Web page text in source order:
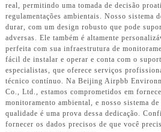
real, permitindo uma tomada de decisão
regulamentações ambientais. Nosso sistema
durar, com um design robusto que pode
adversas. Ele também é altamente
perfeita com sua infraestrutura de
fácil de instalar e operar e conta com o
especialistas, que oferece serviços
técnico contínuo. Na Beijing Airpbb
Co., Ltd., estamos comprometidos em
monitoramento ambiental, e nosso sistema
qualidade é uma prova dessa dedicação.
fornecer os dados precisos de que você